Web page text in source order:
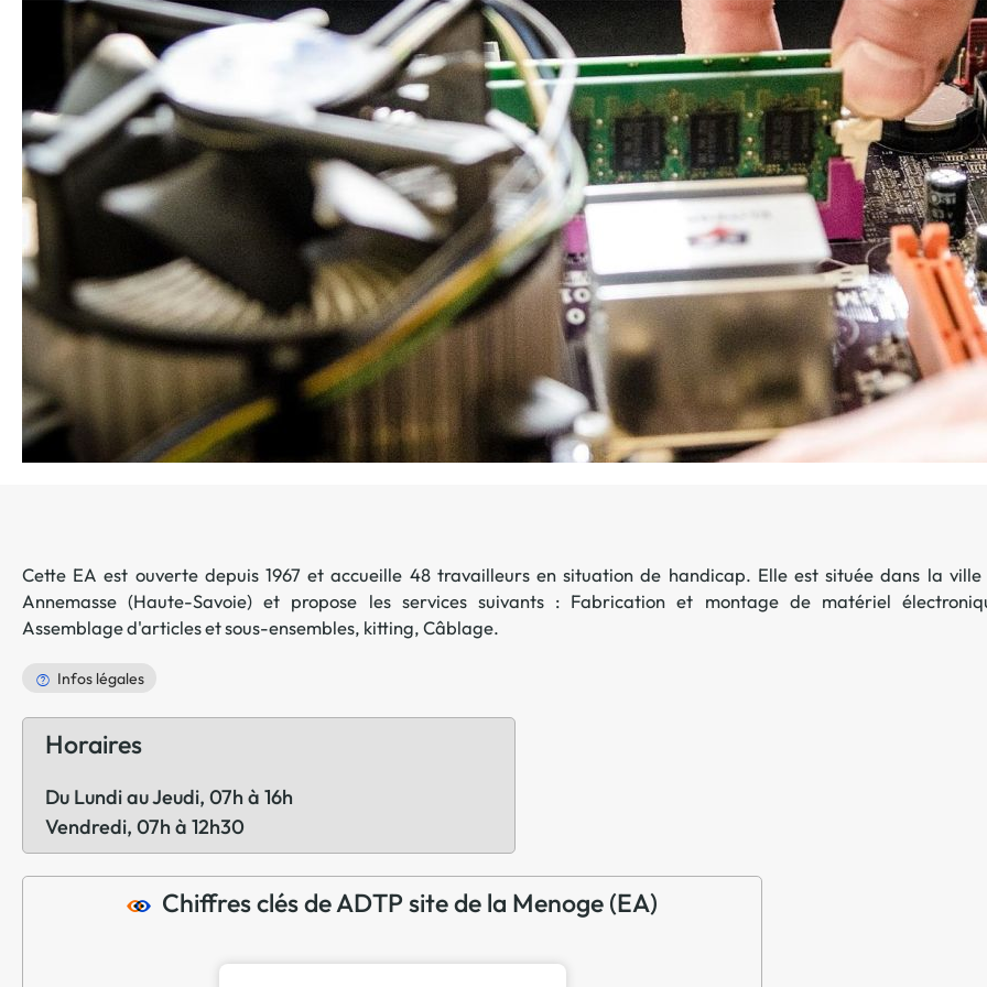
La promotion de vos
Cultiver son réseau
Le Club Partenaires
Je communique
Votre visibilité on-line clé en
Vos kits de communication
Je vends
Votre boîte à outils « accélérez
J'améliore mes pratiques
Vos formations 100%
Votre centre de ressources et
Je restructure ou je
Cette EA est ouverte depuis 1967 et accueille 48 travailleurs en situation de handicap. Elle est située dans la ville
Annemasse (Haute-Savoie) et propose les services suivants : Fabrication et montage de matériel
Assemblage d'articles et sous-ensembles, kitting,Câblage.
Infos légales
Horaires
Du Lundi au Jeudi, 07h à 16h
Vendredi, 07h à 12h30
Chiffres clés de ADTP site de la Menoge (EA)